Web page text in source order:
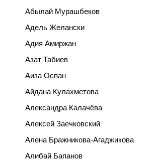
Абылай Мурашбеков
Адель Желански
Адия Амиржан
Азат Табиев
Аиза Оспан
Айдана Кулахметова
Александра Калачёва
Алексей Заечковский
Алена Бражникова-Агаджикова
Алибай Бапанов